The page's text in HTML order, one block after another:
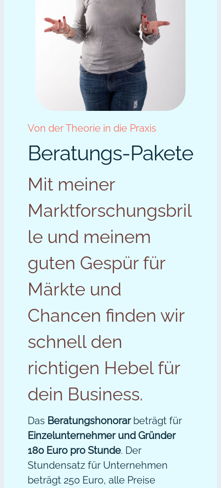
Von der Theorie in die Praxis
Beratungs-Pakete
Mit meiner
Marktforschungsbril
le und meinem
guten Gespür für
Märkte und
Chancen finden wir
schnell den
richtigen Hebel für
dein Business.
Das Beratungshonorarbeträgt für
Einzelunternehmer und Gründer
180 Euro pro Stunde. Der
Stundensatz für Unternehmen
beträgt 250 Euro, alle Preise